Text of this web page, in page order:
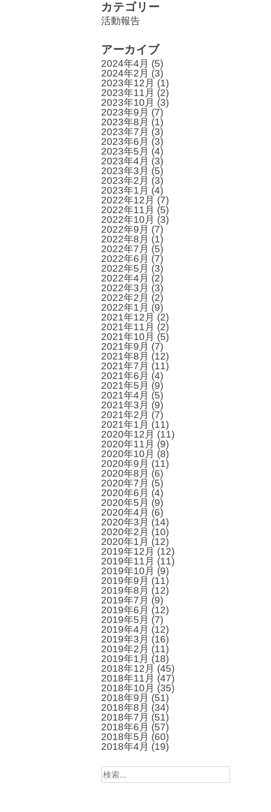
カテゴリー
活動報告
アーカイブ
2024年4月 (5)
2024年2月 (3)
2023年12月 (1)
2023年11月 (2)
2023年10月 (3)
2023年9月 (7)
2023年8月 (1)
2023年7月 (3)
2023年6月 (3)
2023年5月 (4)
2023年4月 (3)
2023年3月 (5)
2023年2月 (3)
2023年1月 (4)
2022年12月 (7)
2022年11月 (5)
2022年10月 (3)
2022年9月 (7)
2022年8月 (1)
2022年7月 (5)
2022年6月 (7)
2022年5月 (3)
2022年4月 (2)
2022年3月 (3)
2022年2月 (2)
2022年1月 (9)
2021年12月 (2)
2021年11月 (2)
2021年10月 (5)
2021年9月 (7)
2021年8月 (12)
2021年7月 (11)
2021年6月 (4)
2021年5月 (9)
2021年4月 (5)
2021年3月 (9)
2021年2月 (7)
2021年1月 (11)
2020年12月 (11)
2020年11月 (9)
2020年10月 (8)
2020年9月 (11)
2020年8月 (6)
2020年7月 (5)
2020年6月 (4)
2020年5月 (9)
2020年4月 (6)
2020年3月 (14)
2020年2月 (10)
2020年1月 (12)
2019年12月 (12)
2019年11月 (11)
2019年10月 (9)
2019年9月 (11)
2019年8月 (12)
2019年7月 (9)
2019年6月 (12)
2019年5月 (7)
2019年4月 (12)
2019年3月 (16)
2019年2月 (11)
2019年1月 (18)
2018年12月 (45)
2018年11月 (47)
2018年10月 (35)
2018年9月 (51)
2018年8月 (34)
2018年7月 (51)
2018年6月 (57)
2018年5月 (60)
2018年4月 (19)
検
索: